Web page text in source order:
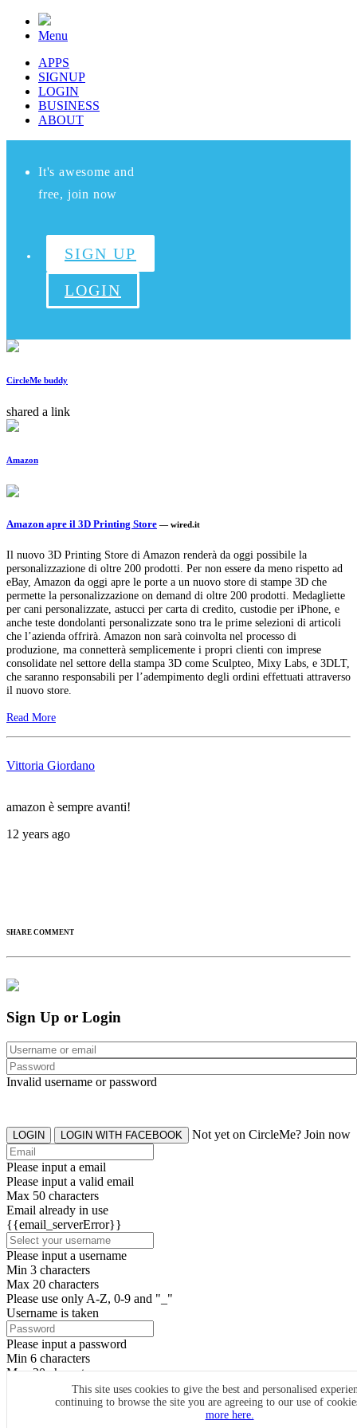
Menu
APPS
SIGNUP
LOGIN
BUSINESS
ABOUT
It's awesome and
free, join now
SIGN UP
LOGIN
CircleMe buddy
shared a link
Amazon
Amazon apre il 3D Printing Store — wired.it
Il nuovo 3D Printing Store di Amazon renderà da oggi possibile la
personalizzazione di oltre 200 prodotti. Per non essere da meno rispetto ad
eBay, Amazon da oggi apre le porte a un nuovo store di stampe 3D che
permette la personalizzazione on demand di oltre 200 prodotti. Medagliette
per cani personalizzate, astucci per carta di credito, custodie per iPhone, e
anche teste dondolanti personalizzate sono tra le prime selezioni di articoli
che l’azienda offrirà. Amazon non sarà coinvolta nel processo di
produzione, ma connetterà semplicemente i propri clienti con imprese
consolidate nel settore della stampa 3D come Sculpteo, Mixy Labs, e 3DLT,
che saranno responsabili per l’adempimento degli ordini effettuati attraverso
il nuovo store.
Read More
Vittoria Giordano
amazon è sempre avanti!
12 years ago
SHARE COMMENT
This site uses cookies to give the best and personalised
continuing to browse the site you are agreeing to our use of
more here.
Sign Up or Login
Invalid username or password
LOGIN LOGIN WITH FACEBOOK Not yet on CircleMe? Join now
Please input a email
Please input a valid email
Max 50 characters
Email already in use
{{email_serverError}}
Please input a username
Min 3 characters
Max 20 characters
Please use only A-Z, 0-9 and "_"
Username is taken
Please input a password
Min 6 characters
Max 20 characters
By clicking the icons, you agree toCircleMe terms & conditions
SIGN UP
Already have an account? Login Now